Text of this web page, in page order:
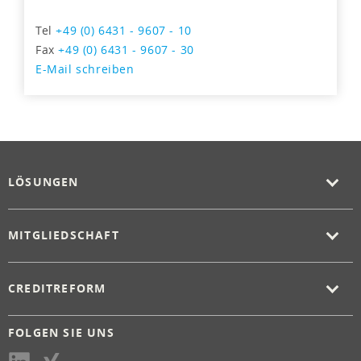
Tel+49 (0) 6431 - 9607 - 10
Fax+49 (0) 6431 - 9607 - 30
E-Mail schreiben
LÖSUNGEN
MITGLIEDSCHAFT
CREDITREFORM
FOLGEN SIE UNS